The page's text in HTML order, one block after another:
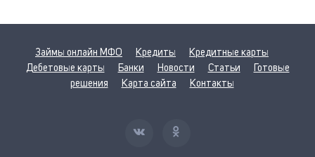
Займы онлайн МФО Кредиты
Кредитные карты
Дебетовые карты
Банки Новости Статьи
Готовые
решения
Карта сайта Контакты